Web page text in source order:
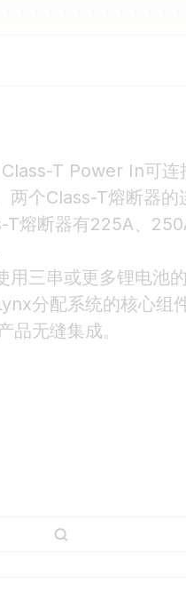
T Power In可连
两个Class-T熔断器的
T熔断器有225A、
用三串或更多锂电池
分配系统的核心组
品无缝集成。